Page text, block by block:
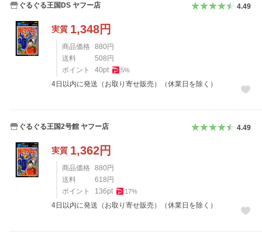
ぐるぐる王国DS ヤフー店 4.49
実質 1,348円
商品価格 880円
送料
508円
ポイント
40pt 5%
4日以内に発送（お取り寄せ販売）（休業日を除く）
ぐるぐる王国2号館 ヤフー店 4.49
実質 1,362円
商品価格 880円
送料
618円
ポイント
136pt 17%
4日以内に発送（お取り寄せ販売）（休業日を除く）